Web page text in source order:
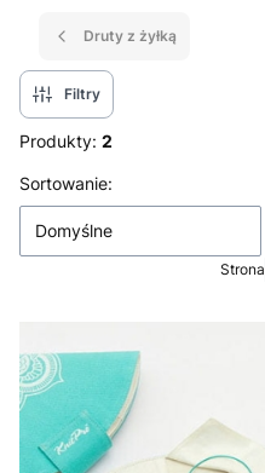
Druty z żyłką
Filtry
Produkty: 2
Lista produktów
Sortowanie:
Domyślne
Strona